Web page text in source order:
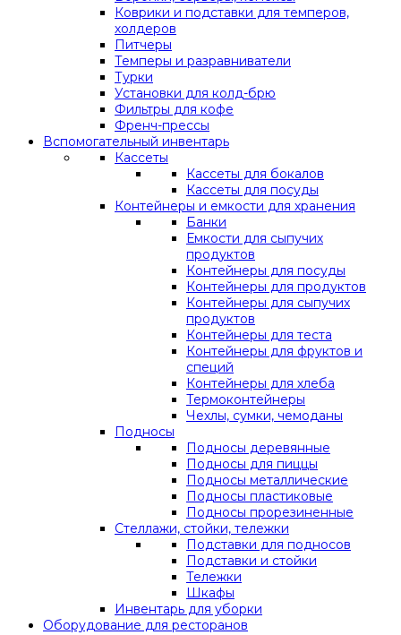
Коврики и подставки для темперов,
холдеров
Питчеры
Темперы и разравниватели
Турки
Установки для колд-брю
Фильтры для кофе
Френч-прессы
Вспомогательный инвентарь
Кассеты
Кассеты для бокалов
Кассеты для посуды
Контейнеры и емкости для хранения
Банки
Емкости для сыпучих
продуктов
Контейнеры для посуды
Контейнеры для продуктов
Контейнеры для сыпучих
продуктов
Контейнеры для теста
Контейнеры для фруктов и
специй
Контейнеры для хлеба
Термоконтейнеры
Чехлы, сумки, чемоданы
Подносы
Подносы деревянные
Подносы для пиццы
Подносы металлические
Подносы пластиковые
Подносы прорезиненные
Стеллажи, стойки, тележки
Подставки для подносов
Подставки и стойки
Тележки
Шкафы
Инвентарь для уборки
Оборудование для ресторанов